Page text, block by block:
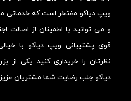
ویپ دیاکو مفتخر است که خدماتی
و می توانید با اطمینان از اصالت
قوی پشتیبانی ویپ دیاکو با
نظرتان را خریداری کنید یکی از
دیاکو جلب رضایت شما مشتریان